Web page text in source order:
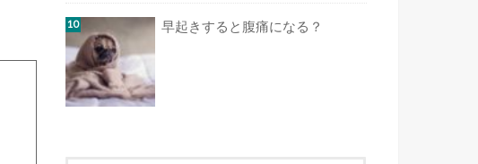
早起きすると腹痛になる？